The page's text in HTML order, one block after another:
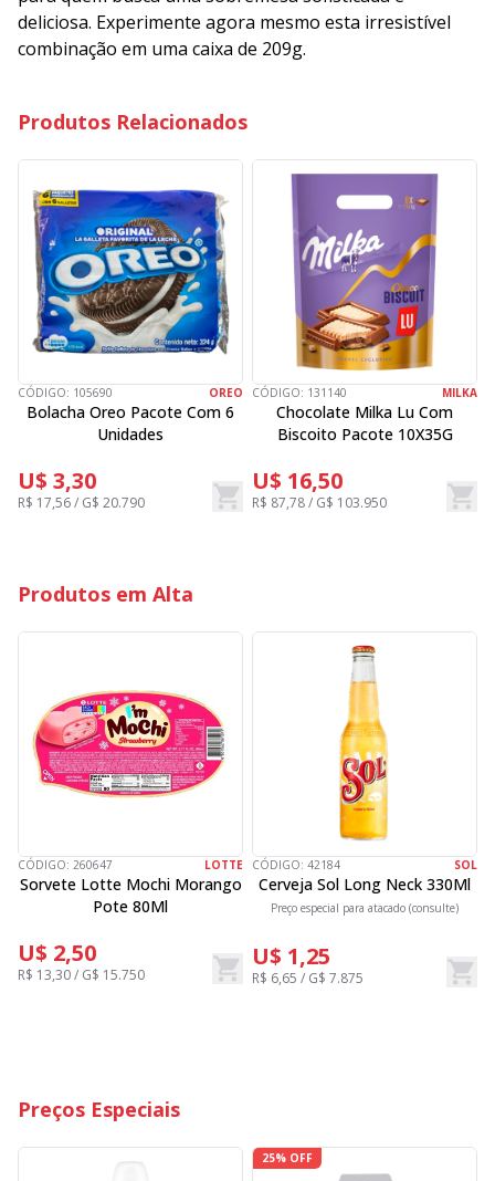
deliciosa. Experimente agora mesmo esta irresistível
combinação em uma caixa de 209g.
Produtos Relacionados
CÓDIGO: 105690 OREO
Bolacha Oreo Pacote Com 6
Unidades
U$ 3,30
R$ 17,56 / G$ 20.790
CÓDIGO: 131140 MILKA
Chocolate Milka Lu Com
Biscoito Pacote 10X35G
U$ 16,50
R$ 87,78 / G$ 103.950
Produtos em Alta
CÓDIGO: 260647 LOTTE
Sorvete Lotte Mochi Morango
Pote 80Ml
U$ 2,50
R$ 13,30 / G$ 15.750
CÓDIGO: 42184 SOL
Cerveja Sol Long Neck 330Ml
Preço especial para atacado (consulte)
U$ 1,25
R$ 6,65 / G$ 7.875
Preços Especiais
25% OFF